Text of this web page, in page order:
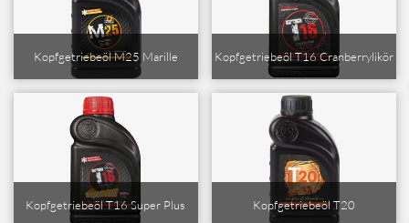
Kopfgetriebeöl M25 Marille Kopfgetriebeöl T16 Cranberrylikör
Kopfgetriebeöl T16 Super Plus Kopfgetriebeöl T20